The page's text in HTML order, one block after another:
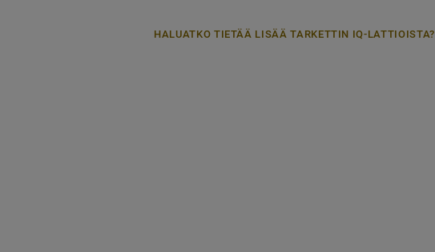
HALUATKO TIETÄÄ LISÄÄ TARKETTIN IQ-LATTIOISTA?